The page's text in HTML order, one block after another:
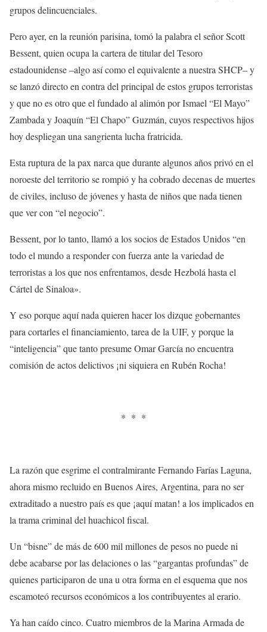
grupos delincuenciales.
Pero ayer, en la reunión parisina, tomó la palabra el señor Scott
Bessent, quien ocupa la cartera de titular del Tesoro
estadounidense –algo así como el equivalente a nuestra SHCP– y
se lanzó directo en contra del principal de estos grupos terroristas
y que no es otro que el fundado al alimón por Ismael “El Mayo”
Zambada y Joaquín “El Chapo” Guzmán, cuyos respectivos hijos
hoy despliegan una sangrienta lucha fratricida.
Esta ruptura de la pax narca que durante algunos años privó en el
noroeste del territorio se rompió y ha cobrado decenas de muertes
de civiles, incluso de jóvenes y hasta de niños que nada tienen
que ver con “el negocio”.
Bessent, por lo tanto, llamó a los socios de Estados Unidos “en
todo el mundo a responder con fuerza ante la variedad de
terroristas a los que nos enfrentamos, desde Hezbolá hasta el
Cártel de Sinaloa».
Y eso porque aquí nada quieren hacer los dizque gobernantes
para cortarles el financiamiento, tarea de la UIF, y porque la
“inteligencia” que tanto presume Omar García no encuentra
comisión de actos delictivos ¡ni siquiera en Rubén Rocha!
* * *
La razón que esgrime el contralmirante Fernando Farías Laguna,
ahora mismo recluido en Buenos Aires, Argentina, para no ser
extraditado a nuestro país es que ¡aquí matan! a los implicados en
la trama criminal del huachicol fiscal.
Un “bisne” de más de 600 mil millones de pesos no puede ni
debe acabarse por las delaciones o las “gargantas profundas” de
quienes participaron de una u otra forma en el esquema que nos
escamoteó recursos económicos a los contribuyentes al erario.
Ya han caído cinco. Cuatro miembros de la Marina Armada de